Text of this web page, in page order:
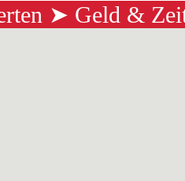
➤ Geld &